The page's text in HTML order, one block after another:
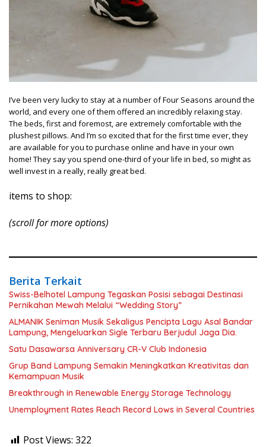
I’ve been very lucky to stay at a number of Four Seasons around the
world, and every one of them offered an incredibly relaxing stay.
The beds, first and foremost, are extremely comfortable with the
plushest pillows. And I’m so excited that for the first time ever, they
are available for you to purchase online and have in your own
home! They say you spend one-third of your life in bed, so might as
well invest in a really, really great bed.
items to shop:
(scroll for more options)
Berita Terkait
Swiss-Belhotel Lampung Tegaskan Posisi sebagai Destinasi
Pernikahan Mewah Melalui “Wedding Story”
ALMANIK Seniman Musik Sekaligus Pencipta Lagu Asal Bandar
Lampung, Mengeluarkan Sigle Terbaru Berjudul Jaga Dia.
Satu Dasawarsa Anniversary CR-V Club Indonesia
Grup Band Lampung Semakin Meningkatkan Kreativitas dan
Kemampuan Musik
Breakthrough in Renewable Energy Storage Technology
Unemployment Rates Reach Record Lows in Several Countries
Post Views: 322